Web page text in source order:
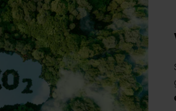
Alla produkter som vi
är CO2-neutrala som